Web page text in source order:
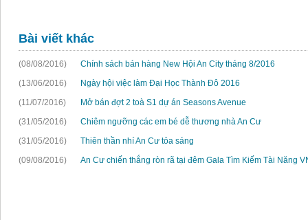
Bài viết khác
(08/08/2016)
Chính sách bán hàng New Hội An City tháng 8/2016
(13/06/2016)
Ngày hội việc làm Đại Học Thành Đô 2016
(11/07/2016)
Mở bán đợt 2 toà S1 dự án Seasons Avenue
(31/05/2016)
Chiêm ngưỡng các em bé dễ thương nhà An Cư
(31/05/2016)
Thiên thần nhí An Cư tỏa sáng
(09/08/2016)
An Cư chiến thắng ròn rã tại đêm Gala Tìm Kiếm Tài Năng